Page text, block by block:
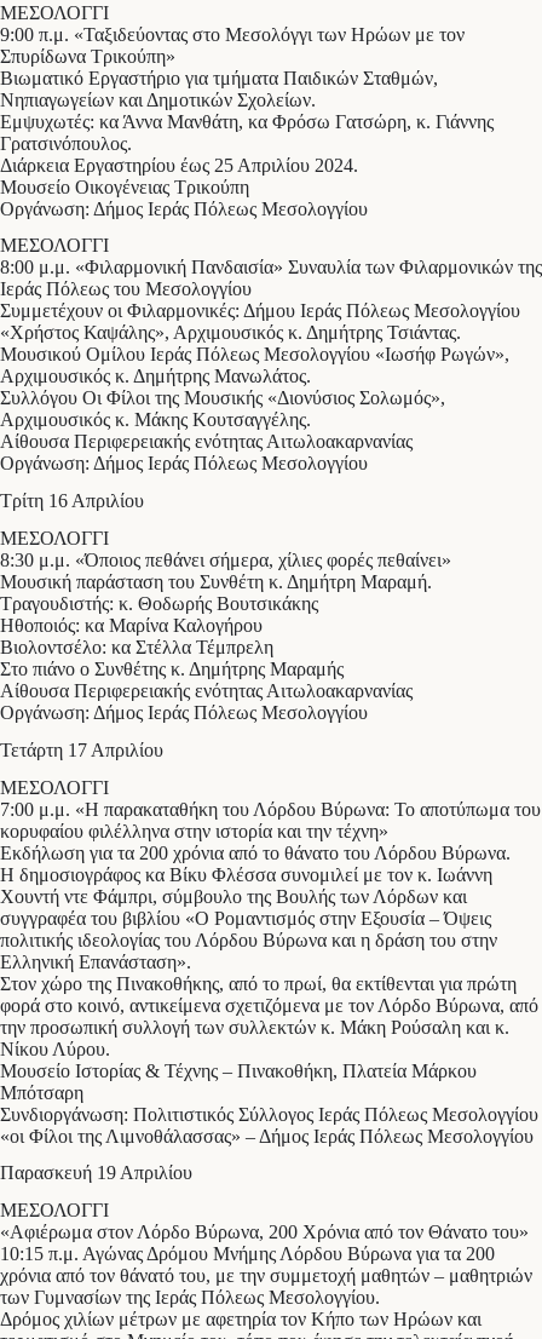
ΜΕΣΟΛΟΓΓΙ
9:00 π.μ. «Ταξιδεύοντας στο Μεσολόγγι των Ηρώων με τον
Σπυρίδωνα Τρικούπη»
Βιωματικό Εργαστήριο για τμήματα Παιδικών Σταθμών,
Νηπιαγωγείων και Δημοτικών Σχολείων.
Εμψυχωτές: κα Άννα Μανθάτη, κα Φρόσω Γατσώρη, κ. Γιάννης
Γρατσινόπουλος.
Διάρκεια Εργαστηρίου έως 25 Απριλίου 2024.
Μουσείο Οικογένειας Τρικούπη
Οργάνωση: Δήμος Ιεράς Πόλεως Μεσολογγίου
ΜΕΣΟΛΟΓΓΙ
8:00 μ.μ. «Φιλαρμονική Πανδαισία» Συναυλία των Φιλαρμονικών της
Ιεράς Πόλεως του Μεσολογγίου
Συμμετέχουν οι Φιλαρμονικές: Δήμου Ιεράς Πόλεως Μεσολογγίου
«Χρήστος Καψάλης», Αρχιμουσικός κ. Δημήτρης Τσιάντας.
Μουσικού Ομίλου Ιεράς Πόλεως Μεσολογγίου «Ιωσήφ Ρωγών»,
Αρχιμουσικός κ. Δημήτρης Μανωλάτος.
Συλλόγου Οι Φίλοι της Μουσικής «Διονύσιος Σολωμός»,
Αρχιμουσικός κ. Μάκης Κουτσαγγέλης.
Αίθουσα Περιφερειακής ενότητας Αιτωλοακαρνανίας
Οργάνωση: Δήμος Ιεράς Πόλεως Μεσολογγίου
Τρίτη 16 Απριλίου
ΜΕΣΟΛΟΓΓΙ
8:30 μ.μ. «Όποιος πεθάνει σήμερα, χίλιες φορές πεθαίνει»
Μουσική παράσταση του Συνθέτη κ. Δημήτρη Μαραμή.
Τραγουδιστής: κ. Θοδωρής Βουτσικάκης
Ηθοποιός: κα Μαρίνα Καλογήρου
Βιολοντσέλο: κα Στέλλα Τέμπρελη
Στο πιάνο ο Συνθέτης κ. Δημήτρης Μαραμής
Αίθουσα Περιφερειακής ενότητας Αιτωλοακαρνανίας
Οργάνωση: Δήμος Ιεράς Πόλεως Μεσολογγίου
Τετάρτη 17 Απριλίου
ΜΕΣΟΛΟΓΓΙ
7:00 μ.μ. «Η παρακαταθήκη του Λόρδου Βύρωνα: Το αποτύπωμα του
κορυφαίου φιλέλληνα στην ιστορία και την τέχνη»
Εκδήλωση για τα 200 χρόνια από το θάνατο του Λόρδου Βύρωνα.
Η δημοσιογράφος κα Βίκυ Φλέσσα συνομιλεί με τον κ. Ιωάννη
Χουντή ντε Φάμπρι, σύμβουλο της Βουλής των Λόρδων και
συγγραφέα του βιβλίου «Ο Ρομαντισμός στην Εξουσία – Όψεις
πολιτικής ιδεολογίας του Λόρδου Βύρωνα και η δράση του στην
Ελληνική Επανάσταση».
Στον χώρο της Πινακοθήκης, από το πρωί, θα εκτίθενται για πρώτη
φορά στο κοινό, αντικείμενα σχετιζόμενα με τον Λόρδο Βύρωνα, από
την προσωπική συλλογή των συλλεκτών κ. Μάκη Ρούσαλη και κ.
Νίκου Λύρου.
Μουσείο Ιστορίας & Τέχνης – Πινακοθήκη, Πλατεία Μάρκου
Μπότσαρη
Συνδιοργάνωση: Πολιτιστικός Σύλλογος Ιεράς Πόλεως Μεσολογγίου
«οι Φίλοι της Λιμνοθάλασσας» – Δήμος Ιεράς Πόλεως Μεσολογγίου
Παρασκευή 19 Απριλίου
ΜΕΣΟΛΟΓΓΙ
«Αφιέρωμα στον Λόρδο Βύρωνα, 200 Χρόνια από τον Θάνατο του»
10:15 π.μ. Αγώνας Δρόμου Μνήμης Λόρδου Βύρωνα για τα 200
χρόνια από τον θάνατό του, με την συμμετοχή μαθητών – μαθητριών
των Γυμνασίων της Ιεράς Πόλεως Μεσολογγίου.
Δρόμος χιλίων μέτρων με αφετηρία τον Κήπο των Ηρώων και